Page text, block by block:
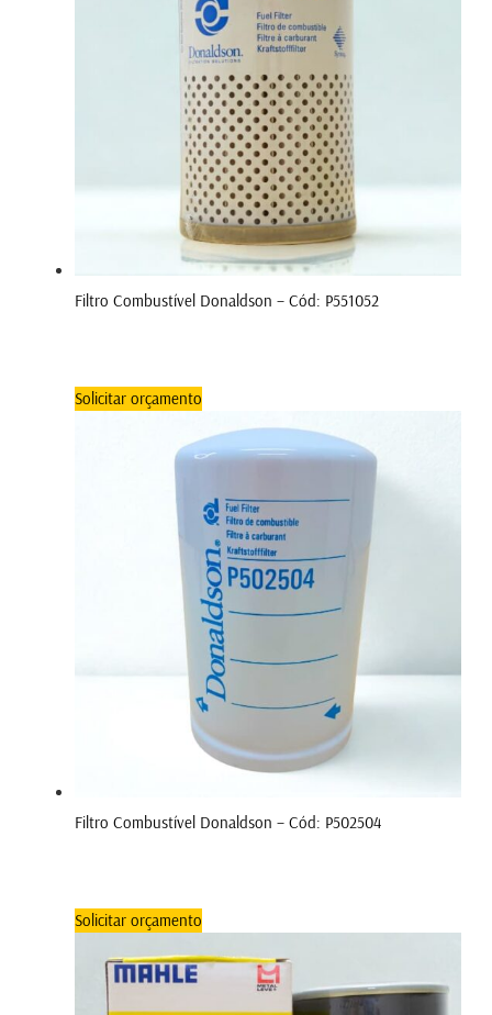
Filtro Combustível Donaldson – Cód: P551052
Solicitar orçamento
Filtro Combustível Donaldson – Cód: P502504
Solicitar orçamento